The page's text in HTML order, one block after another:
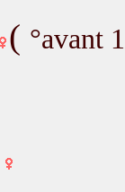
( °avant